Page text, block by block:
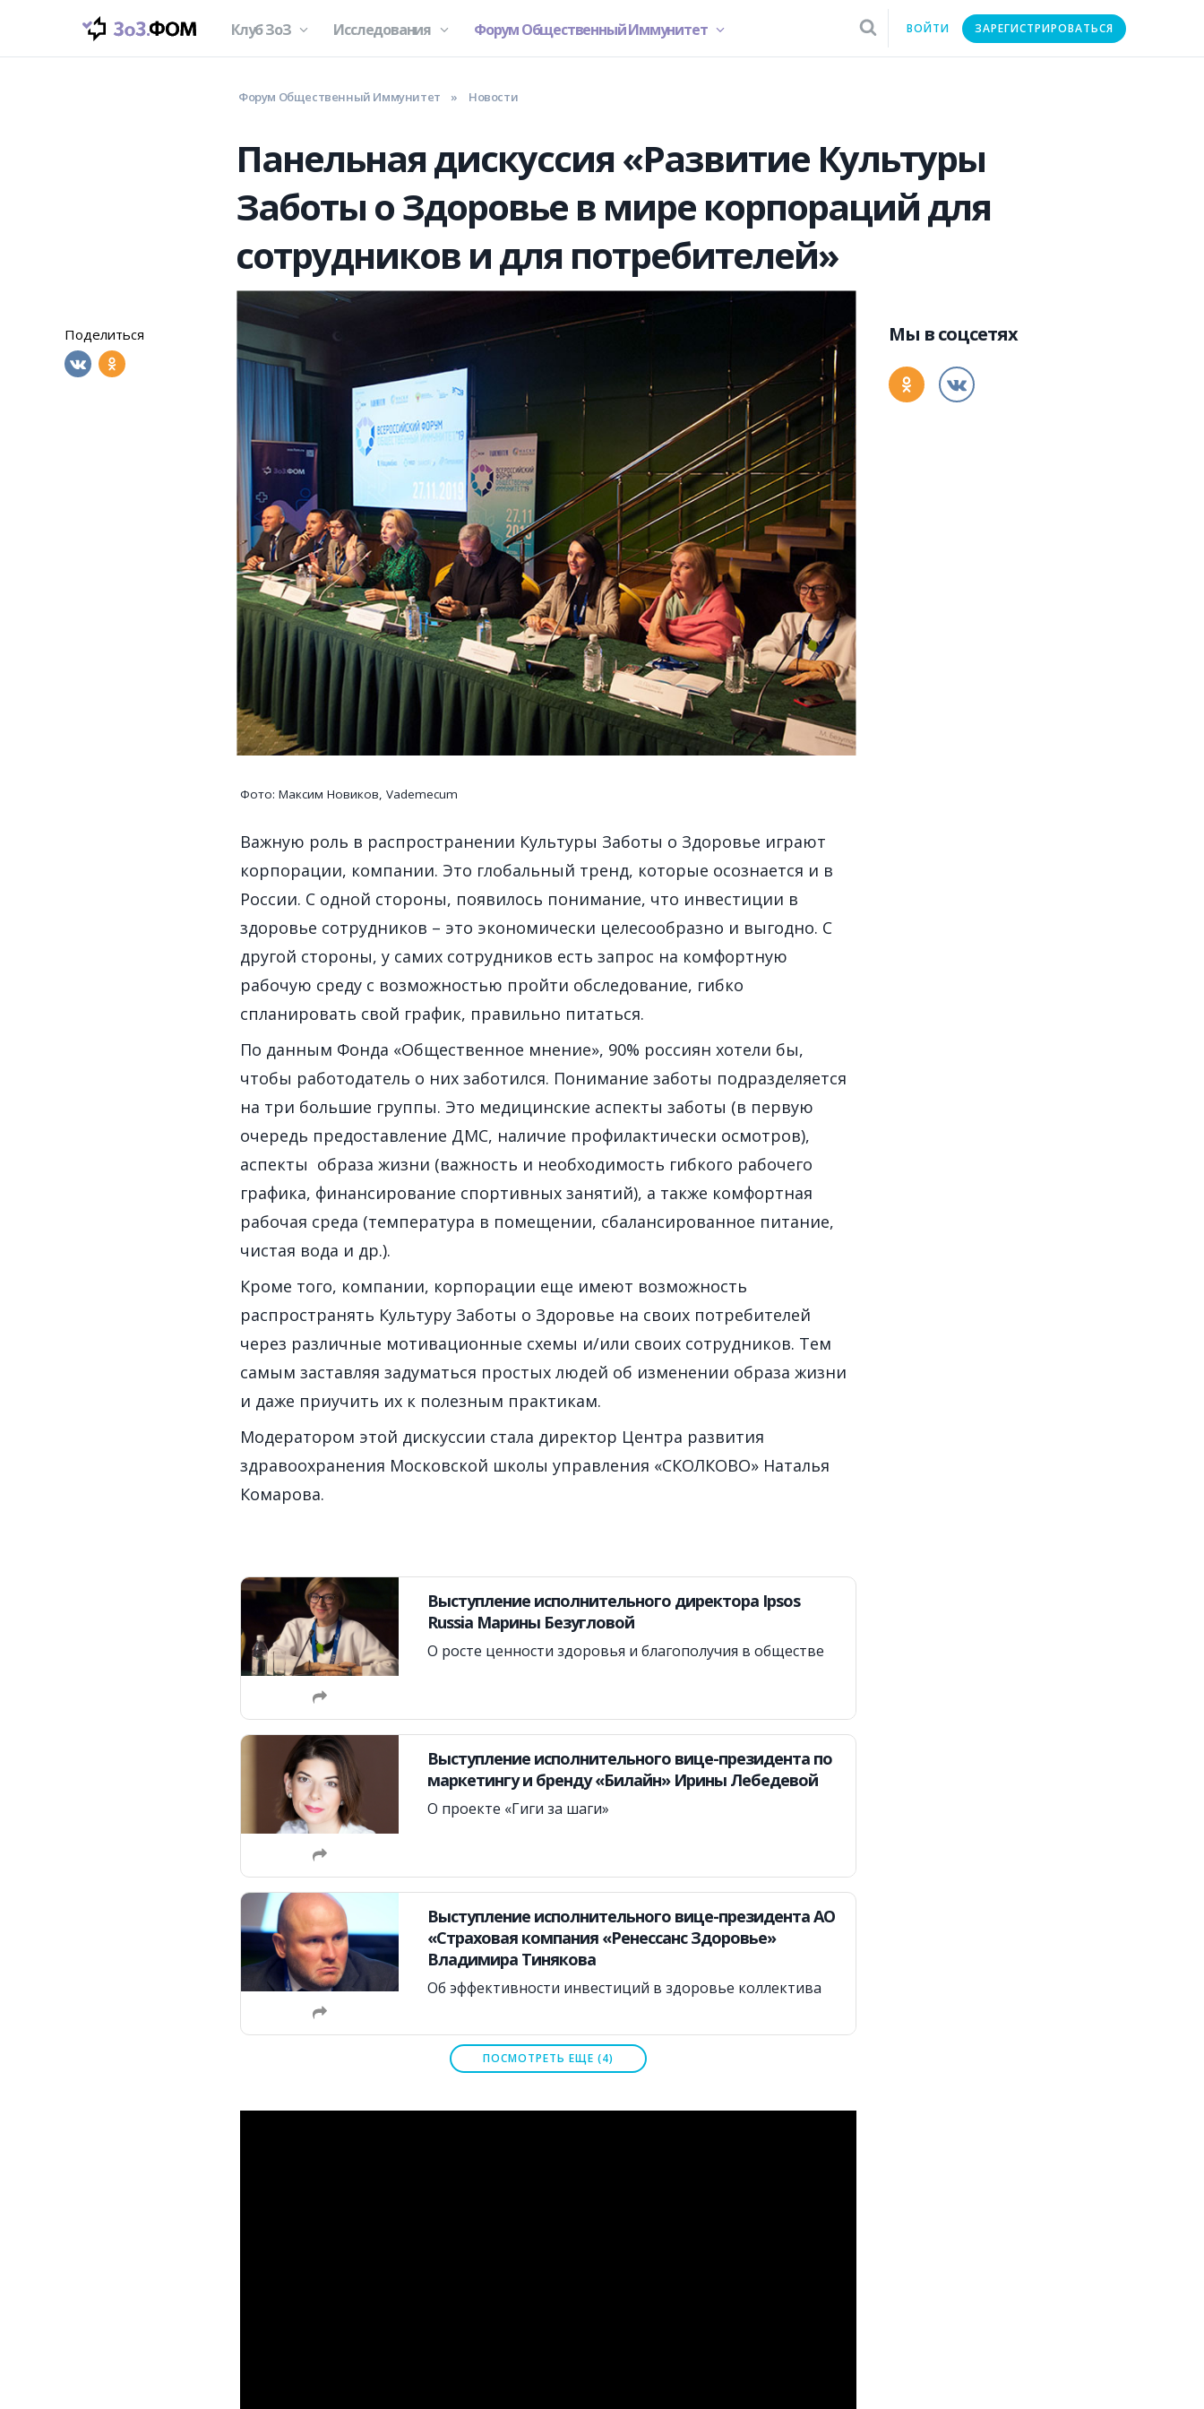
Клуб ЗоЗ Исследования Форум Общественный Иммунитет ВОЙТИ ЗАРЕГИСТРИРОВАТЬСЯ
Форум Общественный Иммунитет » Новости
Панельная дискуссия «Развитие Культуры
Заботы о Здоровье в мире корпораций для
сотрудников и для потребителей»
Поделиться
Фото: Максим Новиков, Vademecum
Важную роль в распространении Культуры Заботы о Здоровье играют
корпорации, компании. Это глобальный тренд, которые осознается и в
России. С одной стороны, появилось понимание, что инвестиции в
здоровье сотрудников – это экономически целесообразно и выгодно. С
другой стороны, у самих сотрудников есть запрос на комфортную
рабочую среду с возможностью пройти обследование, гибко
спланировать свой график, правильно питаться.
По данным Фонда «Общественное мнение», 90% россиян хотели бы,
чтобы работодатель о них заботился. Понимание заботы подразделяется
на три большие группы. Это медицинские аспекты заботы (в первую
очередь предоставление ДМС, наличие профилактически осмотров),
аспекты образа жизни (важность и необходимость гибкого рабочего
графика, финансирование спортивных занятий), а также комфортная
рабочая среда (температура в помещении, сбалансированное питание,
чистая вода и др.).
Кроме того, компании, корпорации еще имеют возможность
распространять Культуру Заботы о Здоровье на своих потребителей
через различные мотивационные схемы и/или своих сотрудников. Тем
самым заставляя задуматься простых людей об изменении образа жизни
и даже приучить их к полезным практикам.
Модератором этой дискуссии стала директор Центра развития
здравоохранения Московской школы управления «СКОЛКОВО» Наталья
Комарова.
Выступление исполнительного директора Ipsos
Russia Марины Безугловой
О росте ценности здоровья и благополучия в обществе
Выступление исполнительного вице-президента по
маркетингу и бренду «Билайн» Ирины Лебедевой
О проекте «Гиги за шаги»
Выступление исполнительного вице-президента АО
«Страховая компания «Ренессанс Здоровье»
Владимира Тинякова
Об эффективности инвестиций в здоровье коллектива
ПОСМОТРЕТЬ ЕЩЕ (4)
Мы в соцсетях